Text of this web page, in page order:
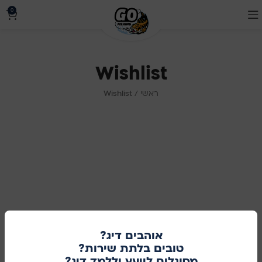
אוהבים דיג?
טובים בלתת שירות?
0
Wishlist
ראשי /
Wishlist